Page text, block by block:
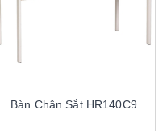
Bàn Chân Sắt HR140C9